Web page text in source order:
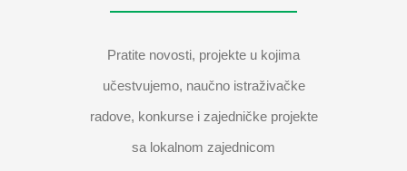
Pratite novosti, projekte u kojima
učestvujemo, naučno istraživačke
radove, konkurse i zajedničke projekte
sa lokalnom zajednicom